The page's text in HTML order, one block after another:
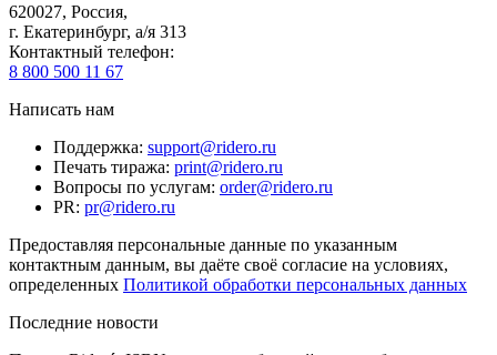
620027, Россия,
г. Екатеринбург, а/я 313
Контактный телефон:
8 800 500 11 67
Написать нам
Поддержка: support@ridero.ru
Печать тиража: print@ridero.ru
Вопросы по услугам: order@ridero.ru
PR: pr@ridero.ru
Предоставляя персональные данные по указанным
контактным данным, вы даёте своё согласие на условиях,
определенных Политикой обработки персональных данных
Последние новости